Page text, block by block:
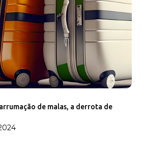
de malas, a derrota de